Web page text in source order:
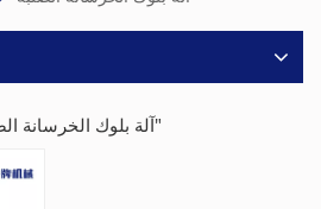
1 results found for "آلة بلوك الخرسانة الصلبة"